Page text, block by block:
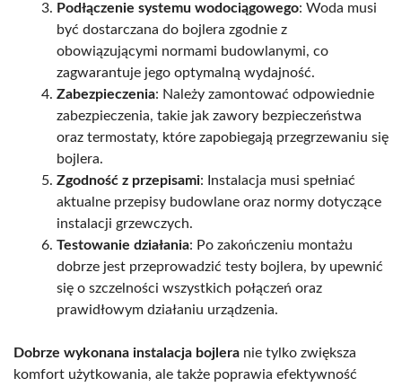
Podłączenie systemu wodociągowego: Woda musi
być dostarczana do bojlera zgodnie z
obowiązującymi normami budowlanymi, co
zagwarantuje jego optymalną wydajność.
Zabezpieczenia: Należy zamontować odpowiednie
zabezpieczenia, takie jak zawory bezpieczeństwa
oraz termostaty, które zapobiegają przegrzewaniu się
bojlera.
Zgodność z przepisami: Instalacja musi spełniać
aktualne przepisy budowlane oraz normy dotyczące
instalacji grzewczych.
Testowanie działania: Po zakończeniu montażu
dobrze jest przeprowadzić testy bojlera, by upewnić
się o szczelności wszystkich połączeń oraz
prawidłowym działaniu urządzenia.
Dobrze wykonana instalacja bojlera nie tylko zwiększa
komfort użytkowania, ale także poprawia efektywność